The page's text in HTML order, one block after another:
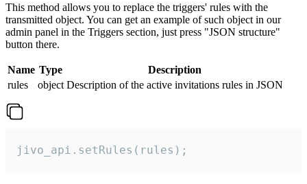
This method allows you to replace the triggers' rules with the
transmitted object. You can get an example of such object in our
admin panel in the Triggers section, just press "JSON structure"
button there.
Name Type
Description
rules
object Description of the active invitations rules in JSON
jivo_api.setRules(rules);